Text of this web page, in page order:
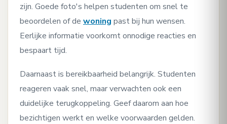
zijn. Goede foto's helpen studenten om snel te
beoordelen of de woning past bij hun wensen.
Eerlijke informatie voorkomt onnodige reacties en
bespaart tijd.
Daarnaast is bereikbaarheid belangrijk. Studenten
reageren vaak snel, maar verwachten ook een
duidelijke terugkoppeling. Geef daarom aan hoe
bezichtigen werkt en welke voorwaarden gelden.